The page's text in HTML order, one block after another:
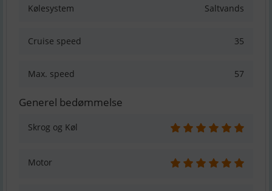
Kølesystem Saltvands
Cruise speed 35
Max. speed 57
Generel bedømmelse
Skrog og Køl
Motor